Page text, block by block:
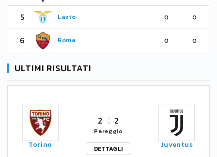
5 Lazio 0 0
6 Roma 0 0
ULTIMI RISULTATI
Torino
2 2
Pareggio
DETTAGLI
Juventus